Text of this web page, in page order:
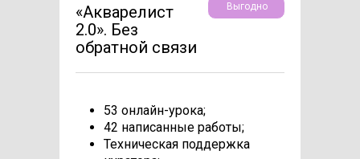
53 онлайн-урока;
42 написанные работы;
Техническая поддержка
Выгодно
«Акварелист
2.0». Без
обратной связи